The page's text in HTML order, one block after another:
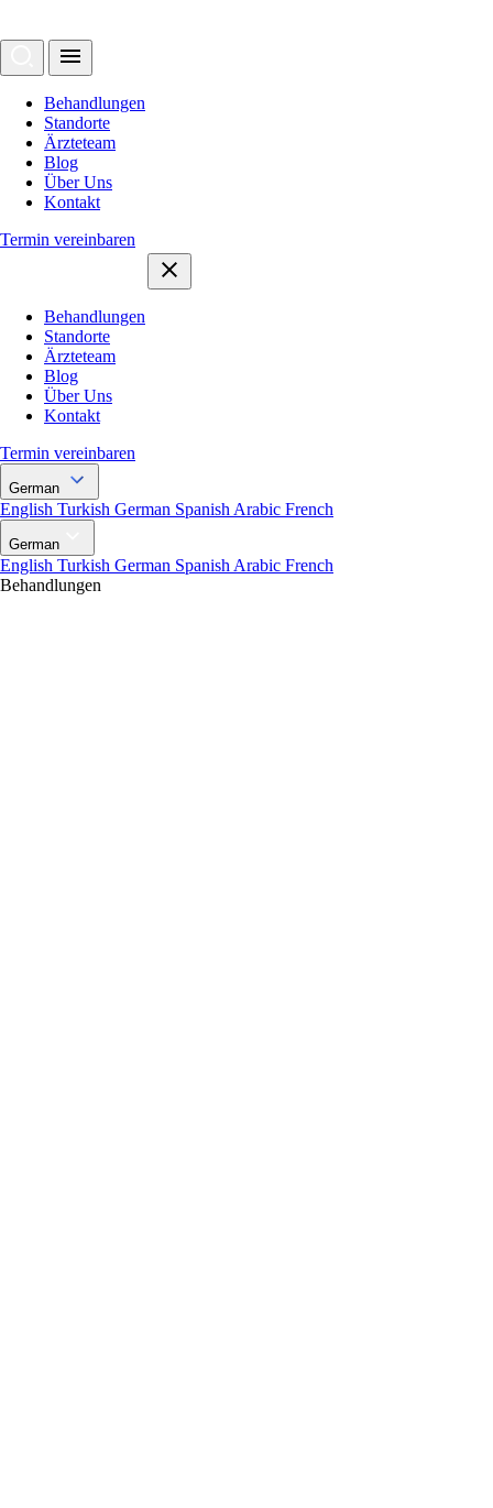
Behandlungen
Standorte
Ärzteteam
Blog
Über Uns
Kontakt
Termin vereinbaren
Behandlungen
Standorte
Ärzteteam
Blog
Über Uns
Kontakt
Termin vereinbaren
German
English Turkish German Spanish Arabic French
German
English Turkish German Spanish Arabic French
Behandlungen